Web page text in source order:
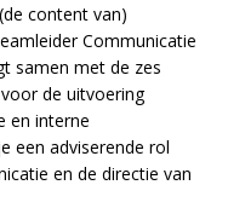
content van)
Communicatie
samen met de zes
de uitvoering
en interne
een adviserende rol
en de directie van